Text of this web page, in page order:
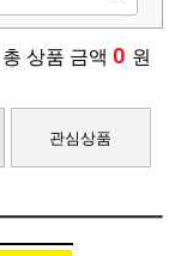
총 상품 금액 0 원
관심상품